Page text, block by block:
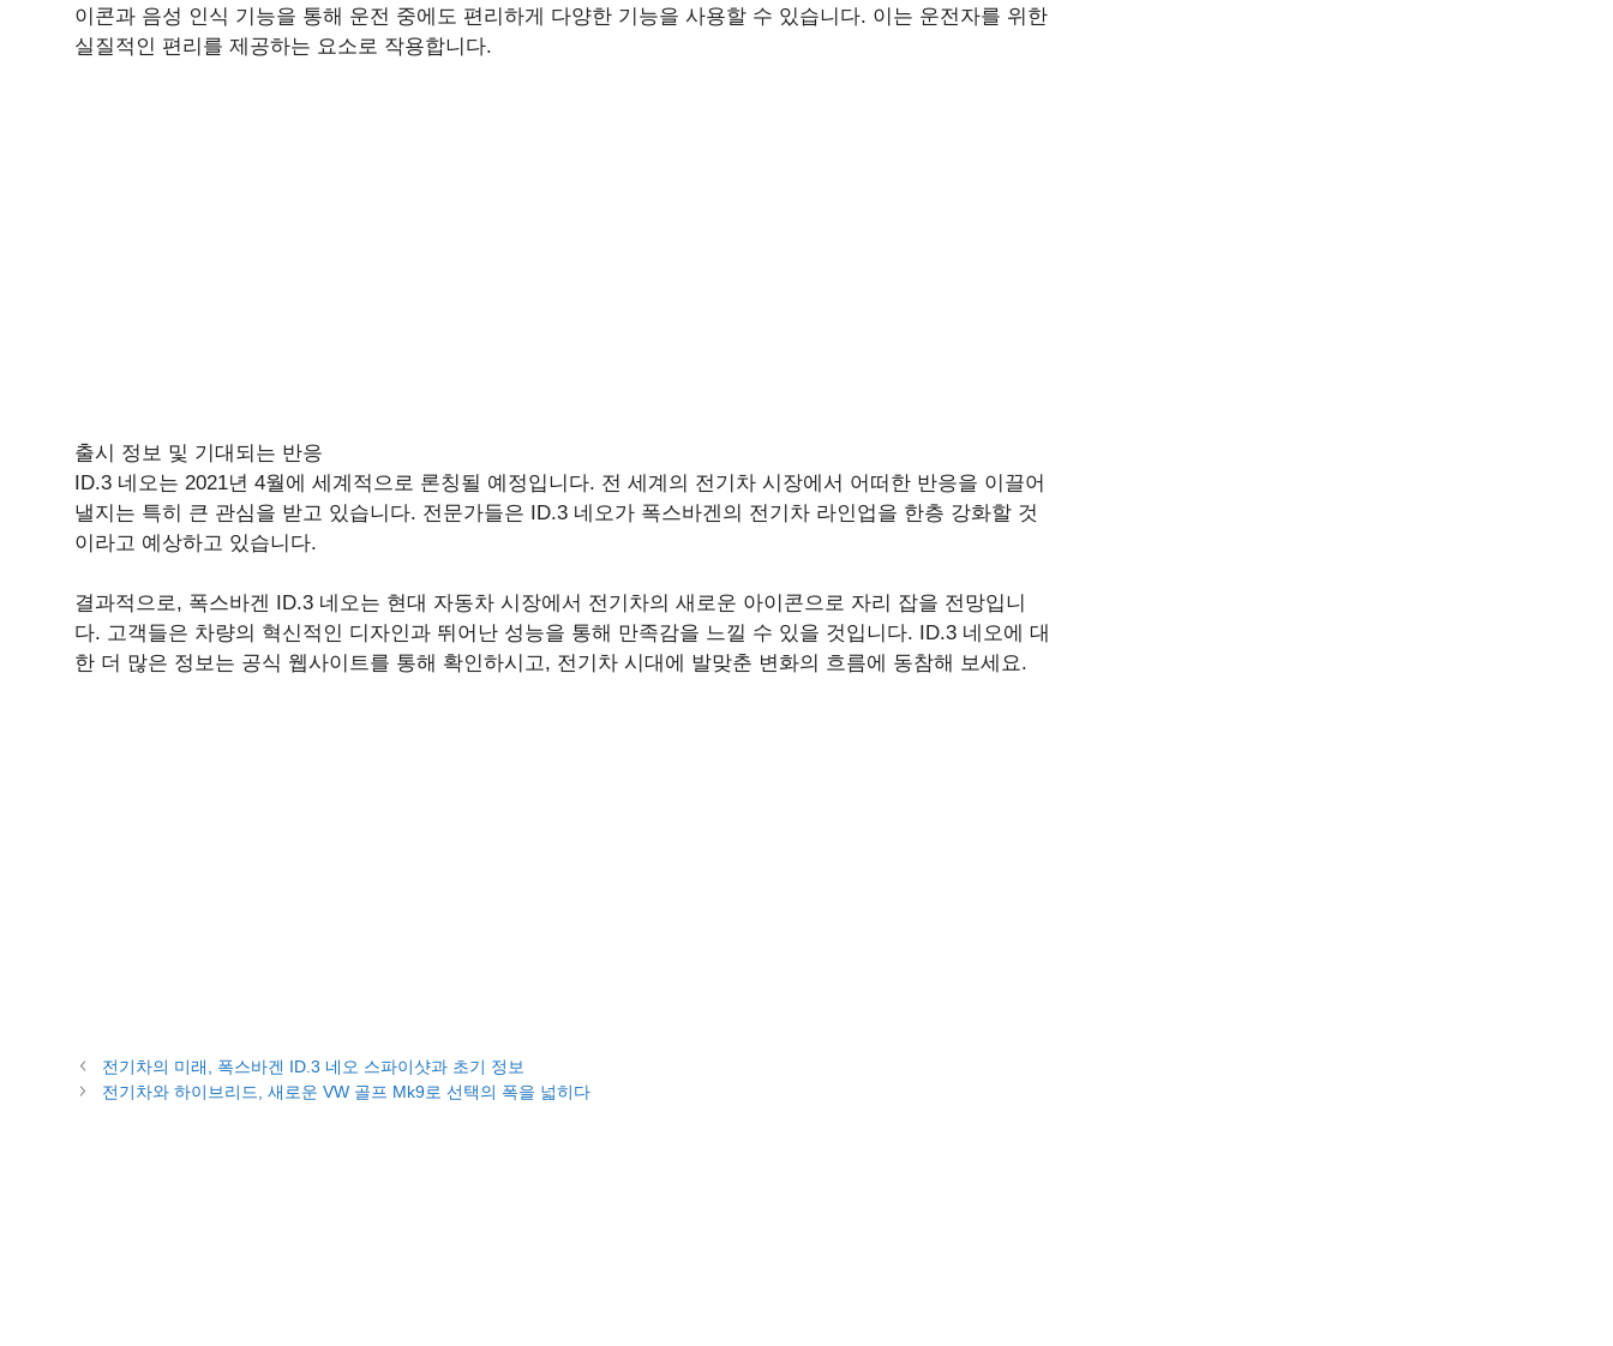
이콘과 음성 인식 기능을 통해 운전 중에도 편리하게 다양한 기능을 사용할 수 있습니다. 이는 운전자를 위한
실질적인 편리를 제공하는 요소로 작용합니다.
출시 정보 및 기대되는 반응
ID.3 네오는 2021년 4월에 세계적으로 론칭될 예정입니다. 전 세계의 전기차 시장에서 어떠한 반응을 이끌어
낼지는 특히 큰 관심을 받고 있습니다. 전문가들은 ID.3 네오가 폭스바겐의 전기차 라인업을 한층 강화할 것
이라고 예상하고 있습니다.
결과적으로, 폭스바겐 ID.3 네오는 현대 자동차 시장에서 전기차의 새로운 아이콘으로 자리 잡을 전망입니
다. 고객들은 차량의 혁신적인 디자인과 뛰어난 성능을 통해 만족감을 느낄 수 있을 것입니다. ID.3 네오에 대
한 더 많은 정보는 공식 웹사이트를 통해 확인하시고, 전기차 시대에 발맞춘 변화의 흐름에 동참해 보세요.
전기차의 미래, 폭스바겐 ID.3 네오 스파이샷과 초기 정보
전기차와 하이브리드, 새로운 VW 골프 Mk9로 선택의 폭을 넓히다